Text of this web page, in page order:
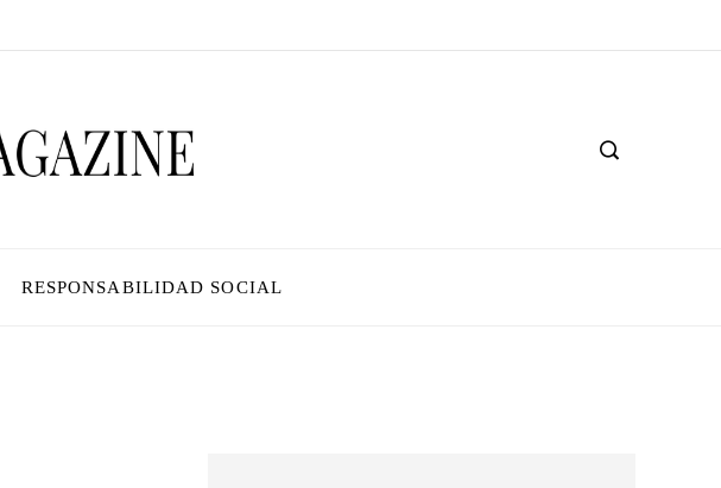
RESPONSABILIDAD SOCIAL